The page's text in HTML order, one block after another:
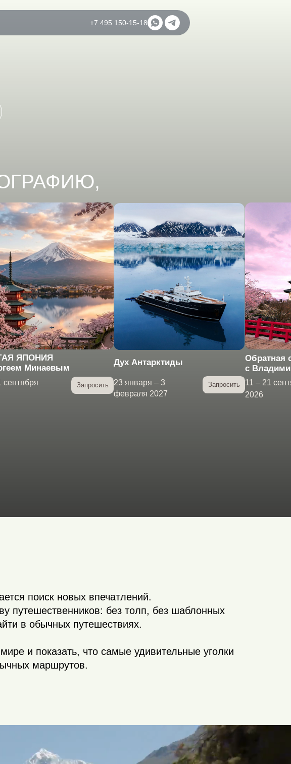
+7 495 150-15-18
Запросить
Дух Антарктиды
23 января – 3
февраля 2027
Обратная сторона Кимоно
с Владимиром Познером
Запросить
11 – 21 сентября
2026
поиск новых впечатлений.
путешественников: без толп, без шаблонных
в обычных путешествиях.
и показать, что самые удивительные уголки
маршрутов.